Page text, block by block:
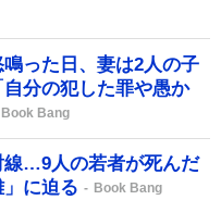
鳴った日、妻は2人の子
分の犯した罪や愚か
Book Bang
線…9人の若者が死んだ
」に迫る
Book Bang